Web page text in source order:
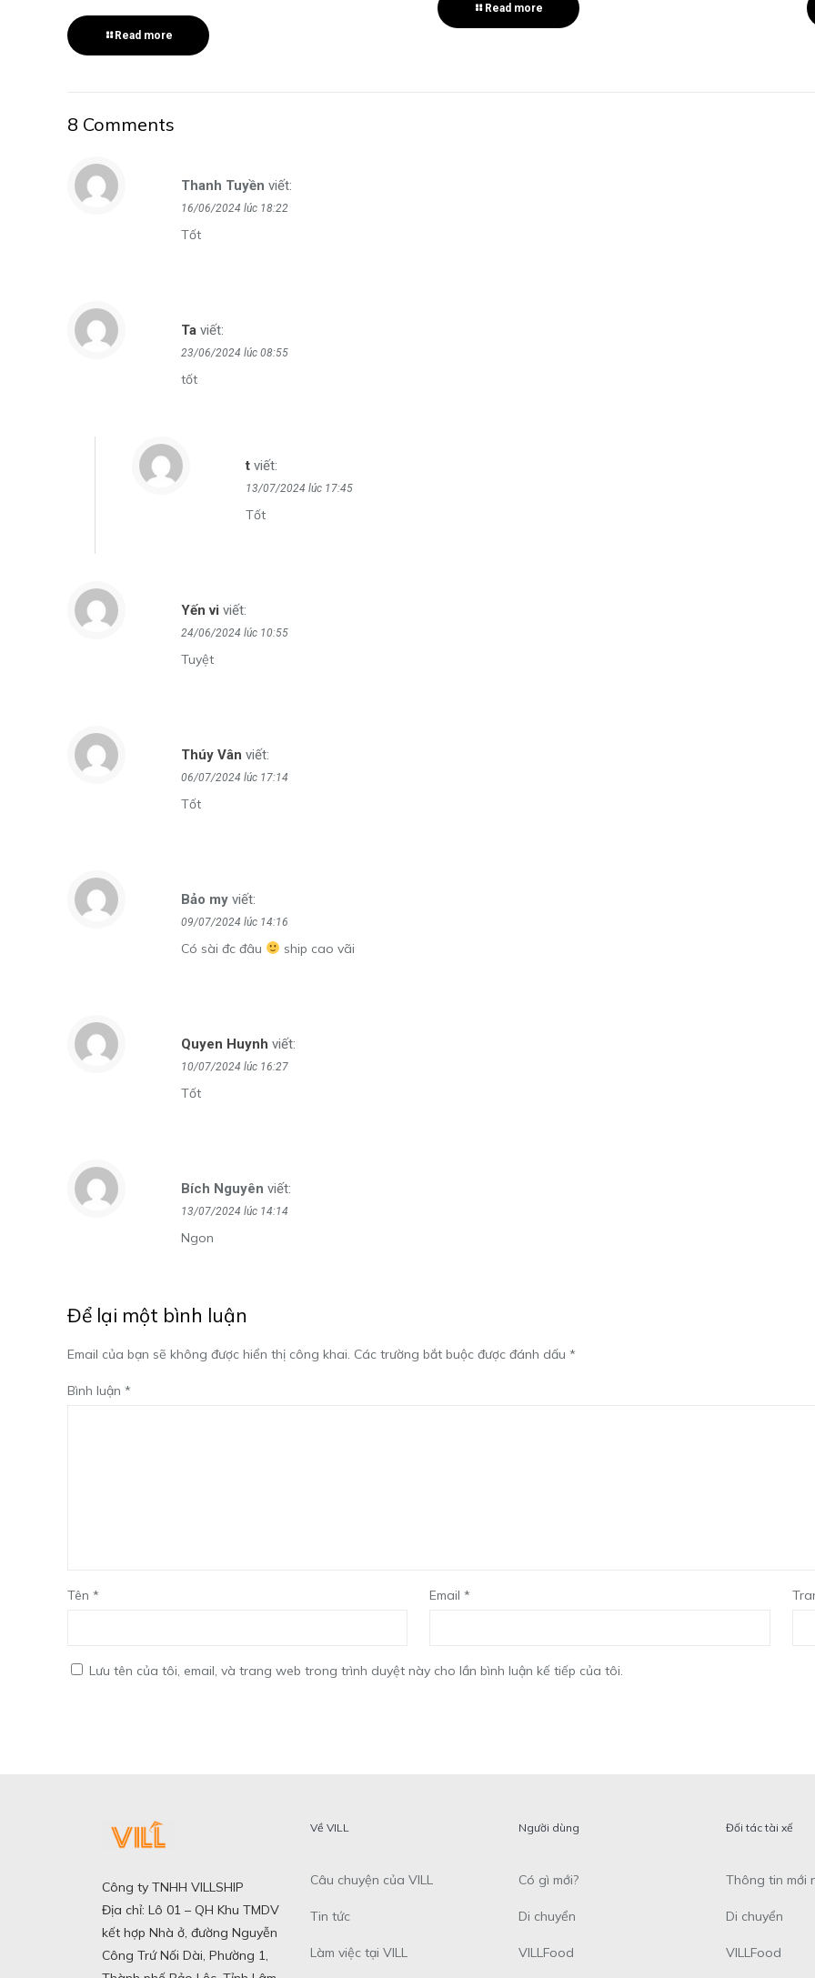
Read more
Read more
8 Comments
Thanh Tuyền viết:
16/06/2024 lúc 18:22
Tốt
Ta viết:
23/06/2024 lúc 08:55
tốt
t viết:
13/07/2024 lúc 17:45
Tốt
Yến vi viết:
24/06/2024 lúc 10:55
Tuyệt
Thúy Vân viết:
06/07/2024 lúc 17:14
Tốt
Bảo my viết:
09/07/2024 lúc 14:16
Có sài đc đâu ship cao vãi
Quyen Huynh viết:
10/07/2024 lúc 16:27
Tốt
Bích Nguyên viết:
13/07/2024 lúc 14:14
Ngon
Để lại một bình luận
Email của bạn sẽ không được hiển thị công khai. Các trường bắt buộc được đánh dấu *
Bình luận *
Tên * Email*
Lưu tên của tôi, email, và trang web trong trình duyệt này cho lần bình luận kế tiếp của tôi.
Công ty TNHH VILLSHIP
Địa chỉ: Lô 01 – QH Khu TMDV
kết hợp Nhà ở, đường Nguyễn
Công Trứ Nối Dài, Phường 1,
Về VILL
Câu chuyện của VILL
Tin tức
Làm việc tại VILL
Người dùng
Có gì mới?
Di chuyển
VILLFood
Đối tác tài xế
Thông tin mới
Di chuyển
VILLFood